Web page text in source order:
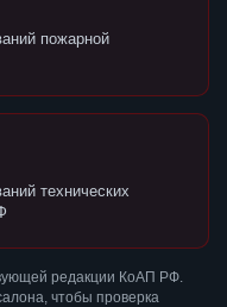
пожарной
технических
редакции КоАП РФ.
чтобы проверка